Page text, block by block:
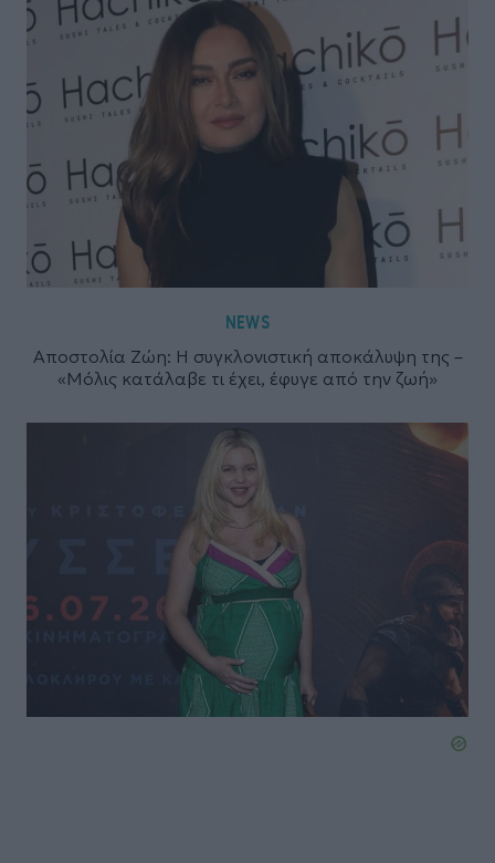
NEWS
Αποστολία Ζώη: Η συγκλονιστική αποκάλυψη της –
«Μόλις κατάλαβε τι έχει, έφυγε από την ζωή»